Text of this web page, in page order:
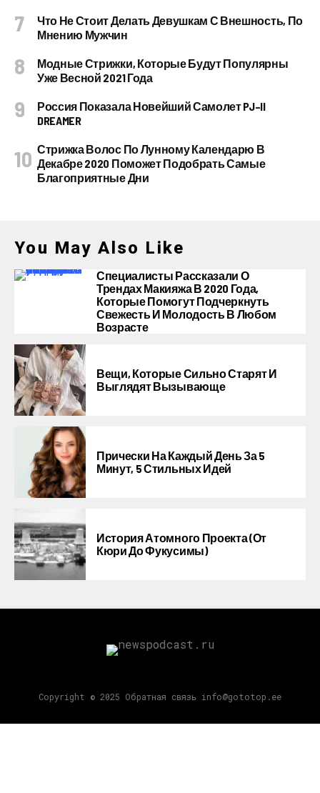
Что Не Стоит Делать Девушкам С Внешность, По
Мнению Мужчин
Модные Стрижки, Которые Будут Популярны
Уже Весной 2021 Года
Россия Показала Новейший Самолет PJ–II
DREAMER
Стрижка Волос По Лунному Календарю В
Декабре 2020 Поможет Подобрать Самые
Благоприятные Дни
You May Also Like
Специалисты Рассказали О
Трендах Макияжа В 2020 Года,
Которые Помогут Подчеркнуть
Свежесть И Молодость В Любом
Возрасте
Вещи, Которые Сильно Старят И
Выглядят Вызывающе
Прически На Каждый День За 5
Минут, 5 Стильных Идей
История Атомного Проекта (от
Кюри До Фукусимы)
Copyright © 2025 Обратная связь info@gototop.ee